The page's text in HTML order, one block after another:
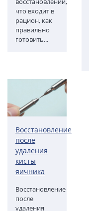
что входит в
рацион, как
правильно
готовить...
Восстановление
после
удаления
кисты
яичника
Восстановление
после
удаления